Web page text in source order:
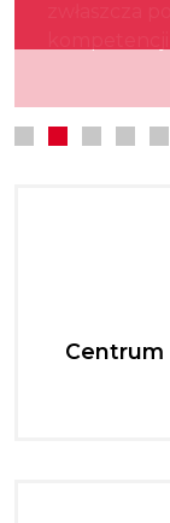
Centrum